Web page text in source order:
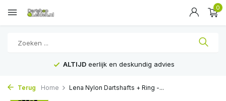
0
ALTIJD eerlijk en deskundig advies
Terug Home Lena Nylon Dartshafts + Ring -...